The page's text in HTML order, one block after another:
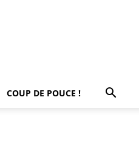
COUP DE POUCE !